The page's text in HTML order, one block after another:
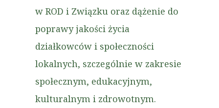
w ROD i Związku oraz dążenie do
poprawy jakości życia
działkowców i społeczności
lokalnych, szczególnie w zakresie
społecznym, edukacyjnym,
kulturalnym i zdrowotnym.